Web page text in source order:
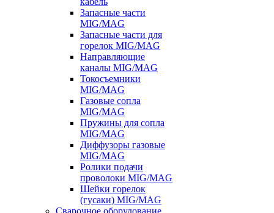
Запасные части
MIG/MAG
Запасные части для
горелок MIG/MAG
Направляющие
каналы MIG/MAG
Токосъемники
MIG/MAG
Газовые сопла
MIG/MAG
Пружины для сопла
MIG/MAG
Диффузоры газовые
MIG/MAG
Ролики подачи
проволоки MIG/MAG
Шейки горелок
(гусаки) MIG/MAG
Сварочное оборудование